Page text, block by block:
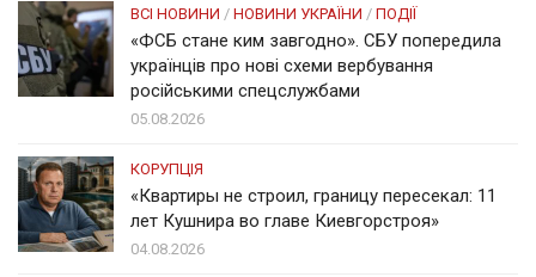
ВСІ НОВИНИ / НОВИНИ УКРАЇНИ / ПОДІЇ
«ФСБ стане ким завгодно». СБУ попередила
українців про нові схеми вербування
російськими спецслужбами
05.08.2026
КОРУПЦІЯ
«Квартиры не строил, границу пересекал: 11
лет Кушнира во главе Киевгорстроя»
04.08.2026